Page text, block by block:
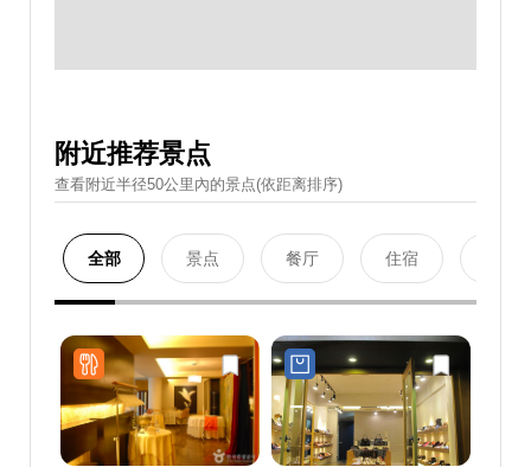
附近推荐景点
查看附近半径50公里內的景点(依距离排序)
全部 景点 餐厅 住宿